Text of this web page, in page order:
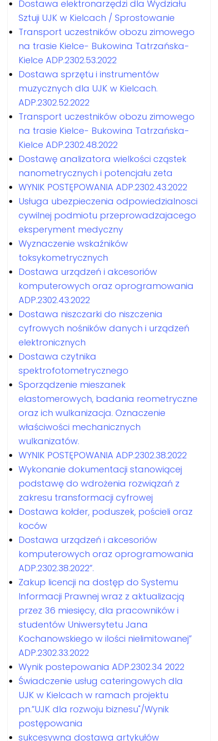
Dostawa elektronarzędzi dla Wydziału
Sztuji UJK w Kielcach / Sprostowanie
Transport uczestników obozu zimowego
na trasie Kielce- Bukowina Tatrzańska-
Kielce ADP.2302.53.2022
Dostawa sprzętu i instrumentów
muzycznych dla UJK w Kielcach.
ADP.2302.52.2022
Transport uczestników obozu zimowego
na trasie Kielce- Bukowina Tatrzańska-
Kielce ADP.2302.48.2022
Dostawę analizatora wielkości cząstek
nanometrycznych i potencjału zeta
WYNIK POSTĘPOWANIA ADP.2302.43.2022
Usługa ubezpieczenia odpowiedzialnosci
cywilnej podmiotu przeprowadzajacego
eksperyment medyczny
Wyznaczenie wskaźników
toksykometrycznych
Dostawa urządzeń i akcesoriów
komputerowych oraz oprogramowania
ADP.2302.43.2022
Dostawa niszczarki do niszczenia
cyfrowych nośników danych i urządzeń
elektronicznych
Dostawa czytnika
spektrofotometrycznego
Sporządzenie mieszanek
elastomerowych, badania reometryczne
oraz ich wulkanizacja. Oznaczenie
właściwości mechanicznych
wulkanizatów.
WYNIK POSTĘPOWANIA ADP.2302.38.2022
Wykonanie dokumentacji stanowiącej
podstawę do wdrożenia rozwiązań z
zakresu transformacji cyfrowej
Dostawa kołder, poduszek, pościeli oraz
koców
Dostawa urządzeń i akcesoriów
komputerowych oraz oprogramowania
ADP.2302.38.2022”.
Zakup licencji na dostęp do Systemu
Informacji Prawnej wraz z aktualizacją
przez 36 miesięcy, dla pracowników i
studentów Uniwersytetu Jana
Kochanowskiego w ilości nielimitowanej”
ADP.2302.33.2022
Wynik postepowania ADP.2302.34 2022
Świadczenie usług cateringowych dla
UJK w Kielcach w ramach projektu
pn.”UJK dla rozwoju biznesu"/Wynik
postępowania
sukcesywna dostawa artykułów